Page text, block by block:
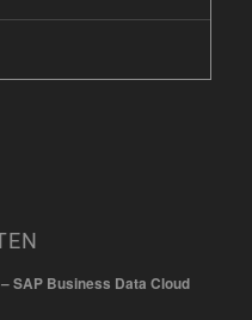
SAP Business Data Cloud